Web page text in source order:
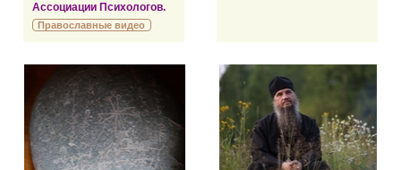
Ассоциации Психологов.
Православные видео